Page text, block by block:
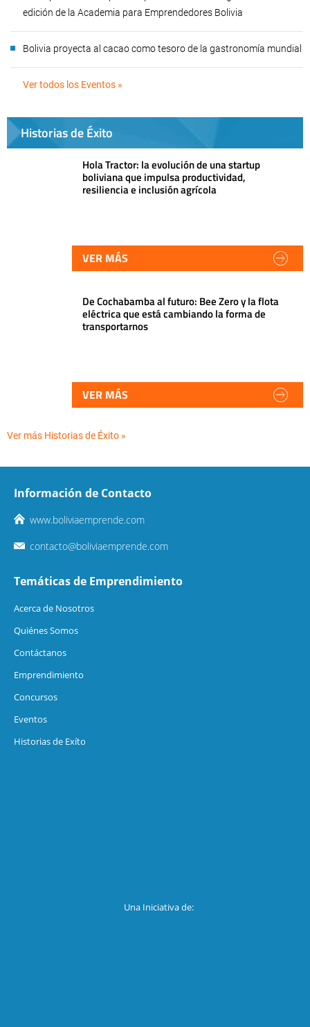
edición de la Academia para Emprendedores Bolivia
Bolivia proyecta al cacao como tesoro de la gastronomía mundial
Ver todos los Eventos »
Historias de Éxito
Hola Tractor: la evolución de una startup
boliviana que impulsa productividad,
resiliencia e inclusión agrícola
VER MÁS
De Cochabamba al futuro: Bee Zero y la flota
eléctrica que está cambiando la forma de
transportarnos
VER MÁS
Ver más Historias de Éxito »
Información de Contacto
www.boliviaemprende.com
contacto@boliviaemprende.com
Temáticas de Emprendimiento
Acerca de Nosotros
Quiénes Somos
Contáctanos
Emprendimiento
Concursos
Eventos
Historias de Exíto
Una Iniciativa de: